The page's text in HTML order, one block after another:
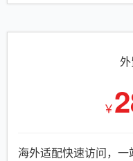
￥
海外适配快速访问，